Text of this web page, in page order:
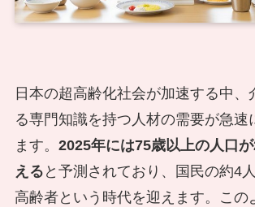
日本の超高齢化社会が加速する中、
る専門知識を持つ人材の需要が急速
ます。 2025年には75歳以上の人口
える と予測されており、国民の約4
高齢者という時代を迎えます。この